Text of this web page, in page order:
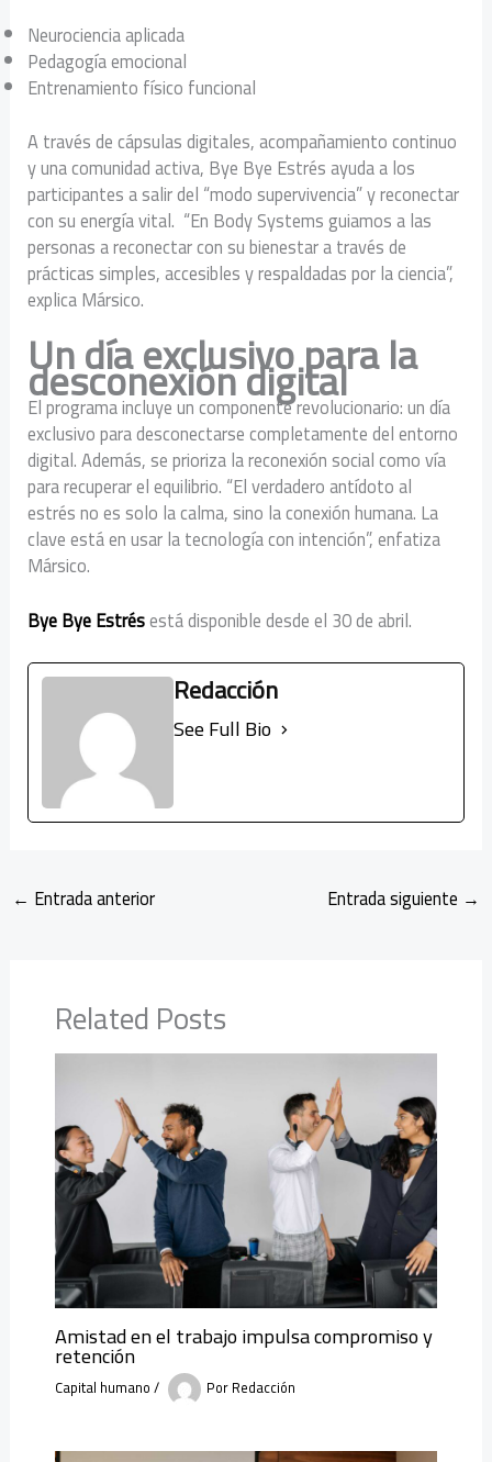
Neurociencia aplicada
Pedagogía emocional
Entrenamiento físico funcional
A través de cápsulas digitales, acompañamiento continuo
y una comunidad activa, Bye Bye Estrés ayuda a los
participantes a salir del “modo supervivencia” y reconectar
con su energía vital. “En Body Systems guiamos a las
personas a reconectar con su bienestar a través de
prácticas simples, accesibles y respaldadas por la ciencia”,
explica Mársico.
Un día exclusivo para la
desconexión digital
El programa incluye un componente revolucionario: un día
exclusivo para desconectarse completamente del entorno
digital. Además, se prioriza la reconexión social como vía
para recuperar el equilibrio. “El verdadero antídoto al
estrés no es solo la calma, sino la conexión humana. La
clave está en usar la tecnología con intención”, enfatiza
Mársico.
Bye Bye Estrésestá disponible desde el 30 de abril.
Redacción
See Full Bio
← Entrada anterior Entrada siguiente →
Related Posts
Amistad en el trabajo impulsa compromiso y
retención
Capital humano/ PorRedacción